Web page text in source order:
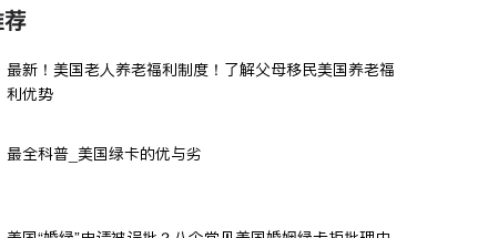
最新！美国老人养老福利制度！了解父母移民美国养老福
利优势
最全科普_美国绿卡的优与劣